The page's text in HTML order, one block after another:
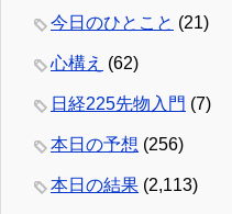
今日のひとこと (21)
心構え (62)
日経225先物入門 (7)
本日の予想 (256)
本日の結果 (2,113)